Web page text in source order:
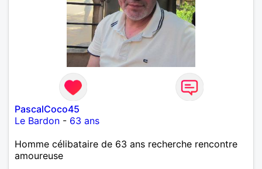
PascalCoco45
Le Bardon - 63 ans
Homme célibataire de 63 ans recherche rencontre
amoureuse